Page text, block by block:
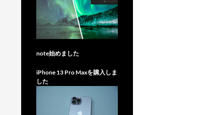
note始めました
iPhone 13 Pro Maxを購入しま
した